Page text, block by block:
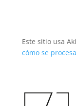
Este sitio usa
cómo se